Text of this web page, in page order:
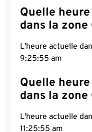
Quelle
dans la zone
L'heure actuelle
9:25:56 am
Quelle
dans la zone
L'heure actuelle
11:25:56 am